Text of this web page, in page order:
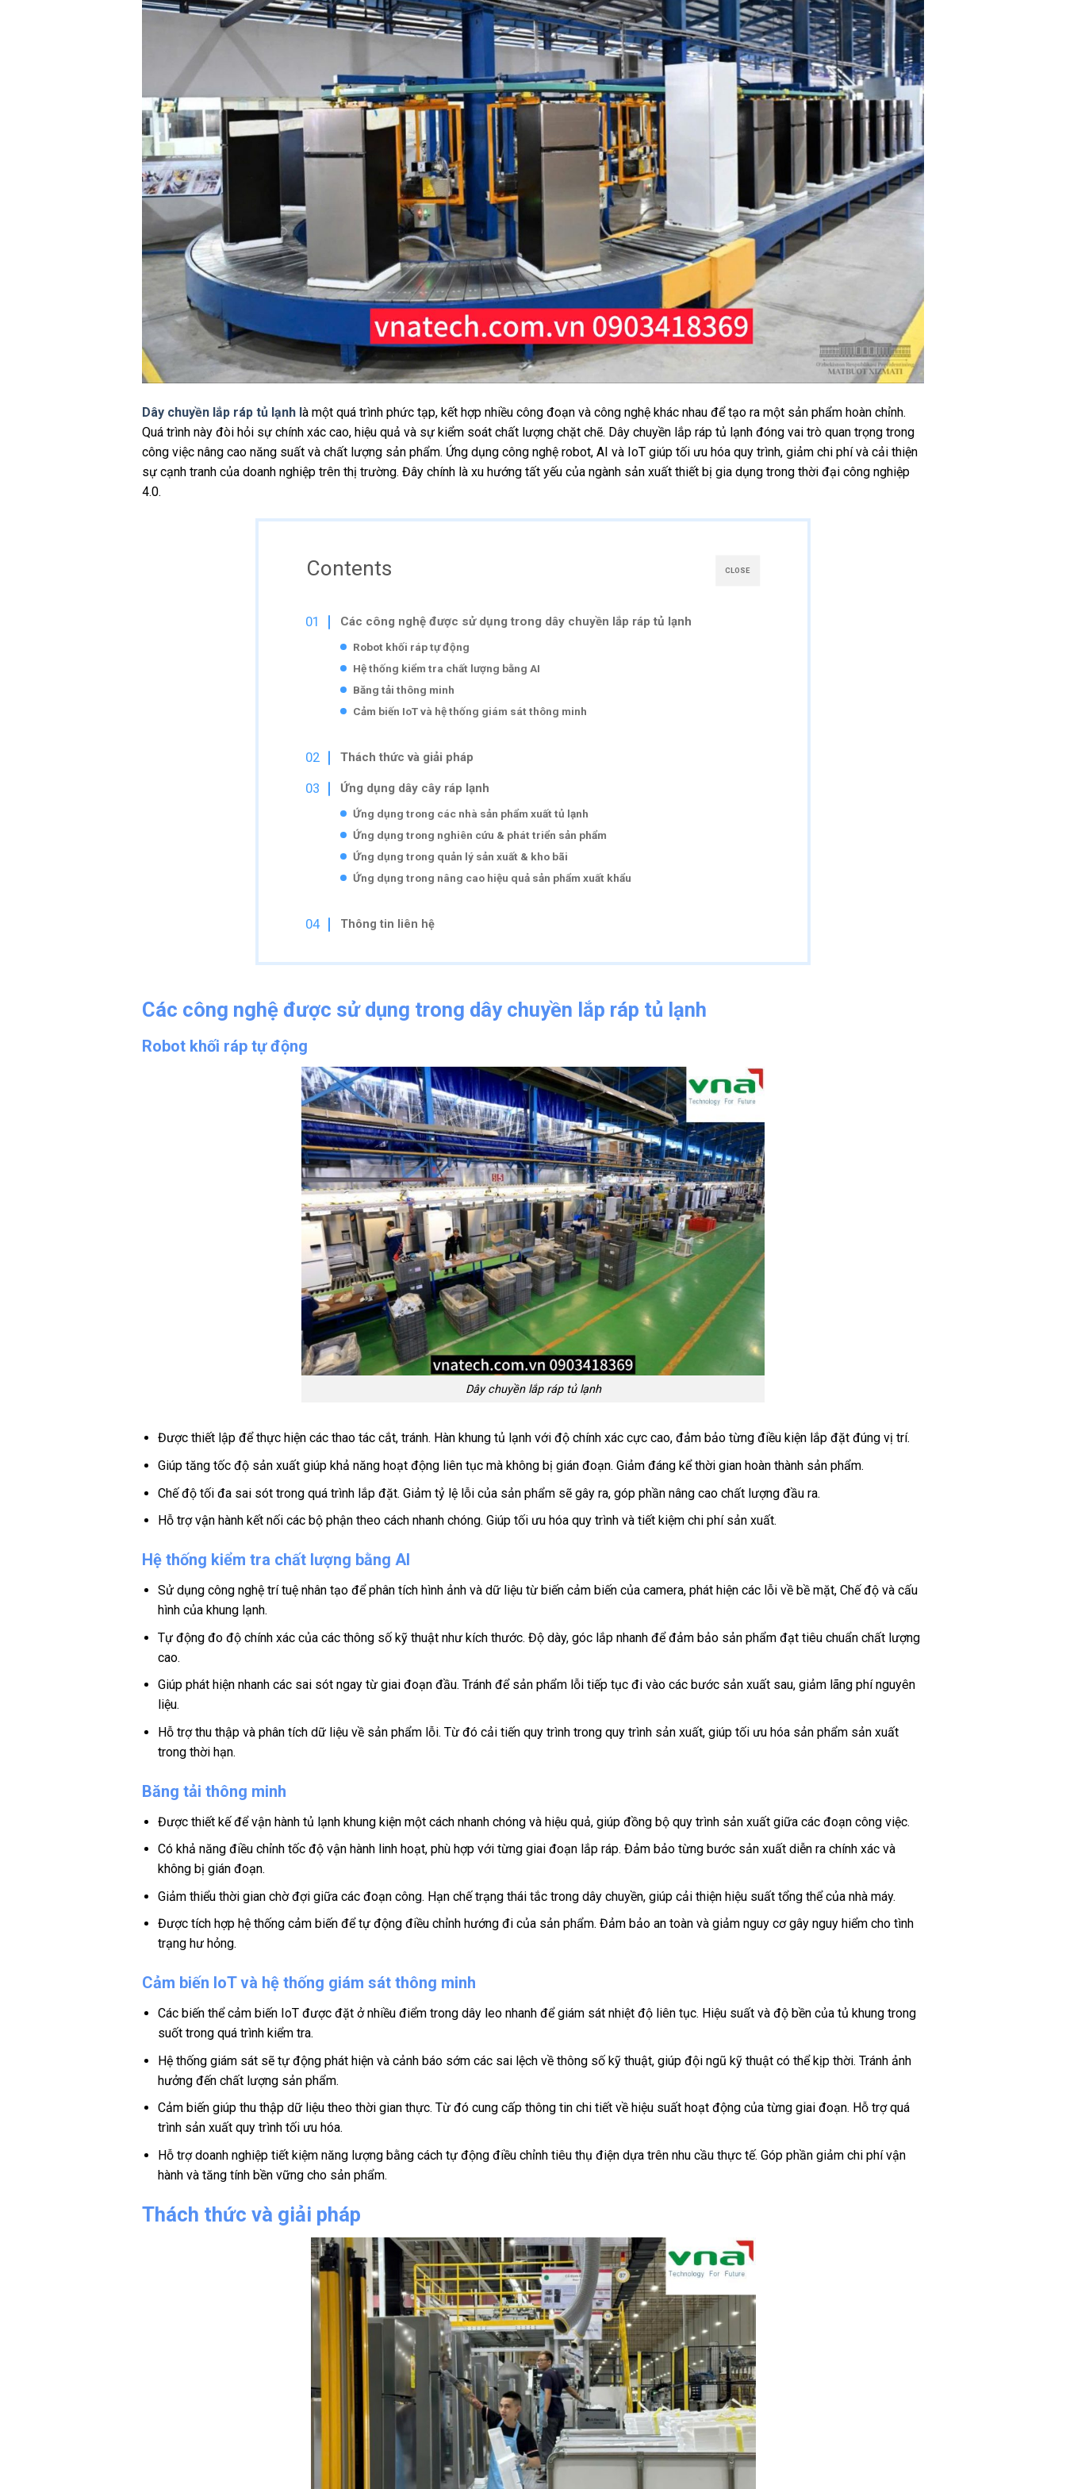
Dây chuyền lắp ráp tủ lạnh l à một quá trình phức tạp, kết hợp nhiều công đoạn và công nghệ khác nhau để tạo ra một sản phẩm hoàn chỉnh.
Quá trình này đòi hỏi sự chính xác cao, hiệu quả và sự kiểm soát chất lượng chặt chẽ. Dây chuyền lắp ráp tủ lạnh đóng vai trò quan trọng trong
công việc nâng cao năng suất và chất lượng sản phẩm. Ứng dụng công nghệ robot, AI và IoT giúp tối ưu hóa quy trình, giảm chi phí và cải thiện
sự cạnh tranh của doanh nghiệp trên thị trường. Đây chính là xu hướng tất yếu của ngành sản xuất thiết bị gia dụng trong thời đại công nghiệp
4.0.
CLOSE
Contents
Các công nghệ được sử dụng trong dây chuyền lắp ráp tủ lạnh
Robot khối ráp tự động
Hệ thống kiểm tra chất lượng bằng AI
Băng tải thông minh
Cảm biến IoT và hệ thống giám sát thông minh
Thách thức và giải pháp
Ứng dụng dây cây ráp lạnh
Ứng dụng trong các nhà sản phẩm xuất tủ lạnh
Ứng dụng trong nghiên cứu & phát triển sản phẩm
Ứng dụng trong quản lý sản xuất & kho bãi
Ứng dụng trong nâng cao hiệu quả sản phẩm xuất khẩu
Thông tin liên hệ
Các công nghệ được sử dụng trong dây chuyền lắp ráp tủ lạnh
Robot khối ráp tự động
Dây chuyền lắp ráp tủ lạnh
Được thiết lập để thực hiện các thao tác cắt, tránh. Hàn khung tủ lạnh với độ chính xác cực cao, đảm bảo từng điều kiện lắp đặt đúng vị trí.
Giúp tăng tốc độ sản xuất giúp khả năng hoạt động liên tục mà không bị gián đoạn. Giảm đáng kể thời gian hoàn thành sản phẩm.
Chế độ tối đa sai sót trong quá trình lắp đặt. Giảm tỷ lệ lỗi của sản phẩm sẽ gây ra, góp phần nâng cao chất lượng đầu ra.
Hỗ trợ vận hành kết nối các bộ phận theo cách nhanh chóng. Giúp tối ưu hóa quy trình và tiết kiệm chi phí sản xuất.
Hệ thống kiểm tra chất lượng bằng AI
Sử dụng công nghệ trí tuệ nhân tạo để phân tích hình ảnh và dữ liệu từ biến cảm biến của camera, phát hiện các lỗi về bề mặt, Chế độ và cấu
hình của khung lạnh.
Tự động đo độ chính xác của các thông số kỹ thuật như kích thước. Độ dày, góc lắp nhanh để đảm bảo sản phẩm đạt tiêu chuẩn chất lượng
cao.
Giúp phát hiện nhanh các sai sót ngay từ giai đoạn đầu. Tránh để sản phẩm lỗi tiếp tục đi vào các bước sản xuất sau, giảm lãng phí nguyên
liệu.
Hỗ trợ thu thập và phân tích dữ liệu về sản phẩm lỗi. Từ đó cải tiến quy trình trong quy trình sản xuất, giúp tối ưu hóa sản phẩm sản xuất
trong thời hạn.
Băng tải thông minh
Được thiết kế để vận hành tủ lạnh khung kiện một cách nhanh chóng và hiệu quả, giúp đồng bộ quy trình sản xuất giữa các đoạn công việc.
Có khả năng điều chỉnh tốc độ vận hành linh hoạt, phù hợp với từng giai đoạn lắp ráp. Đảm bảo từng bước sản xuất diễn ra chính xác và
không bị gián đoạn.
Giảm thiểu thời gian chờ đợi giữa các đoạn công. Hạn chế trạng thái tắc trong dây chuyền, giúp cải thiện hiệu suất tổng thể của nhà máy.
Được tích hợp hệ thống cảm biến để tự động điều chỉnh hướng đi của sản phẩm. Đảm bảo an toàn và giảm nguy cơ gây nguy hiểm cho tình
trạng hư hỏng.
Cảm biến IoT và hệ thống giám sát thông minh
Các biến thể cảm biến IoT được đặt ở nhiều điểm trong dây leo nhanh để giám sát nhiệt độ liên tục. Hiệu suất và độ bền của tủ khung trong
suốt trong quá trình kiểm tra.
Hệ thống giám sát sẽ tự động phát hiện và cảnh báo sớm các sai lệch về thông số kỹ thuật, giúp đội ngũ kỹ thuật có thể kịp thời. Tránh ảnh
hưởng đến chất lượng sản phẩm.
Cảm biến giúp thu thập dữ liệu theo thời gian thực. Từ đó cung cấp thông tin chi tiết về hiệu suất hoạt động của từng giai đoạn. Hỗ trợ quá
trình sản xuất quy trình tối ưu hóa.
Hỗ trợ doanh nghiệp tiết kiệm năng lượng bằng cách tự động điều chỉnh tiêu thụ điện dựa trên nhu cầu thực tế. Góp phần giảm chi phí vận
hành và tăng tính bền vững cho sản phẩm.
Thách thức và giải pháp